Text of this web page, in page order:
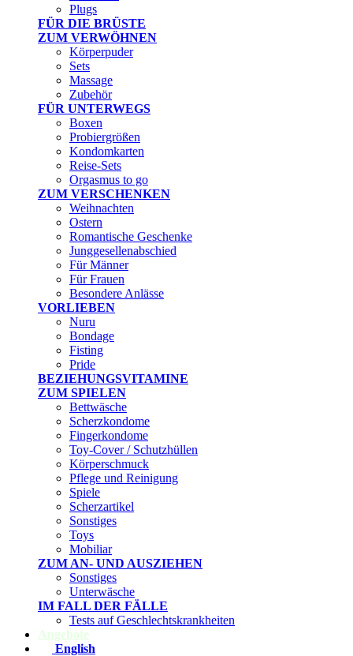
Plugs
FÜR DIE BRÜSTE
ZUM VERWÖHNEN
Körperpuder
Sets
Massage
Zubehör
FÜR UNTERWEGS
Boxen
Probiergrößen
Kondomkarten
Reise-Sets
Orgasmus to go
ZUM VERSCHENKEN
Weihnachten
Ostern
Romantische Geschenke
Junggesellenabschied
Für Männer
Für Frauen
Besondere Anlässe
VORLIEBEN
Nuru
Bondage
Fisting
Pride
BEZIEHUNGSVITAMINE
ZUM SPIELEN
Bettwäsche
Scherzkondome
Fingerkondome
Toy-Cover / Schutzhüllen
Körperschmuck
Pflege und Reinigung
Spiele
Scherzartikel
Sonstiges
Toys
Mobiliar
ZUM AN- UND AUSZIEHEN
Sonstiges
Unterwäsche
IM FALL DER FÄLLE
Tests auf Geschlechtskrankheiten
Angebote
English